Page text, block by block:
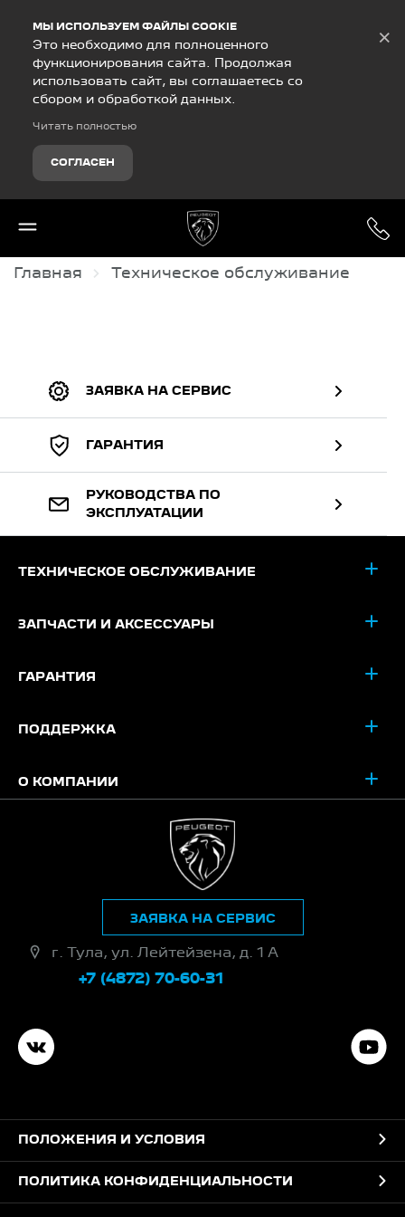
МЫ ИСПОЛЬЗУЕМ ФАЙЛЫ COOKIE
Это необходимо для полноценного
функционирования сайта. Продолжая
использовать сайт, вы соглашаетесь со
сбором и обработкой данных.
Читать полностью
СОГЛАСЕН
×
Главная Техническое обслуживание
ЗАЯВКА НА СЕРВИС
ГАРАНТИЯ
РУКОВОДСТВА ПО
ЭКСПЛУАТАЦИИ
ТЕХНИЧЕСКОЕ ОБСЛУЖИВАНИЕ
ЗАПЧАСТИ И АКСЕССУАРЫ
ГАРАНТИЯ
ПОДДЕРЖКА
О КОМПАНИИ
г. Тула, ул. Лейтейзена, д. 1 А
+7 (4872) 70-60-31
ЗАЯВКА НА СЕРВИС
ПОЛОЖЕНИЯ И УСЛОВИЯ
ПОЛИТИКА КОНФИДЕНЦИАЛЬНОСТИ